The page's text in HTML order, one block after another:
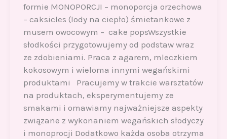
formie MONOPORCJI – monoporcja orzechowa
– caksicles (lody na ciepło) śmietankowe z
musem owocowym – cake popsWszystkie
słodkości przygotowujemy od podstaw wraz
ze zdobieniami. Praca z agarem, mleczkiem
kokosowym i wieloma innymi wegańskimi
produktami Pracujemy w trakcie warsztatów
na produktach, eksperymentujemy ze
smakami i omawiamy najważniejsze aspekty
związane z wykonaniem wegańskich słodyczy
i monoprocji Dodatkowo każda osoba otrzyma